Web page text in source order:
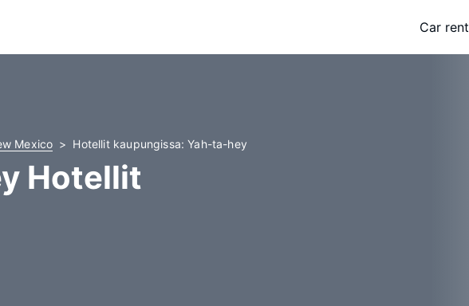
Car
Mexico Hotellit kaupungissa: Yah-ta-hey
Hotellit